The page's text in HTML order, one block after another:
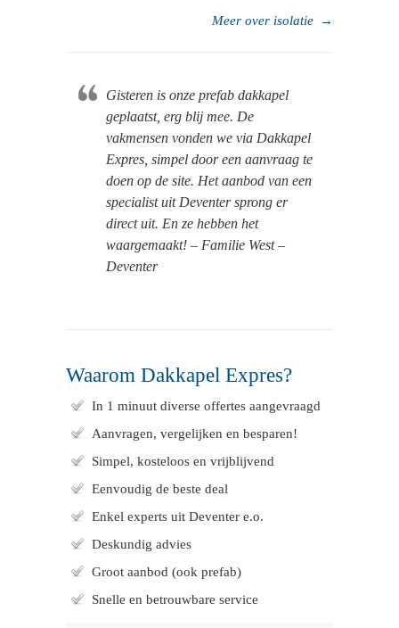
Meer over isolatie →
Gisteren is onze prefab dakkapel
geplaatst, erg blij mee. De
vakmensen vonden we via Dakkapel
Expres, simpel door een aanvraag te
doen op de site. Het aanbod van een
specialist uit Deventer sprong er
direct uit. En ze hebben het
waargemaakt! – Familie West –
Deventer
Waarom Dakkapel Expres?
In 1 minuut diverse offertes aangevraagd
Aanvragen, vergelijken en besparen!
Simpel, kosteloos en vrijblijvend
Eenvoudig de beste deal
Enkel experts uit Deventer e.o.
Deskundig advies
Groot aanbod (ook prefab)
Snelle en betrouwbare service